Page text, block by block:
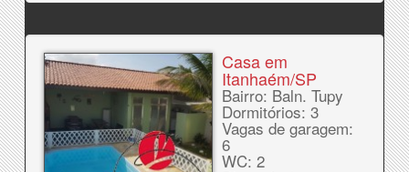
Casa em
Itanhaém/SP
Bairro: Baln. Tupy
Dormitórios: 3
Vagas de garagem:
6
WC: 2